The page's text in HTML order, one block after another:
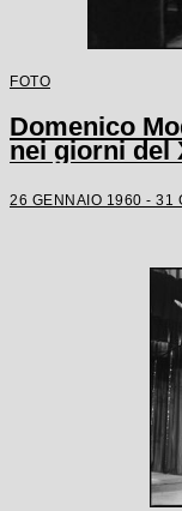
FOTO
Domenico
nei giorni del
26 GENNAIO 1960 - 31